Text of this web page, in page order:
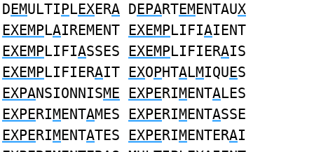
DEMULTIPLEXERA DEPARTEMENTAUX
EXEMPLAIREMENT EXEMPLIFIAIENT
EXEMPLIFIASSES EXEMPLIFIERAIS
EXEMPLIFIERAIT EXOPHTALMIQUES
EXPANSIONNISME EXPERIMENTALES
EXPERIMENTAMES EXPERIMENTASSE
EXPERIMENTATES EXPERIMENTERAI